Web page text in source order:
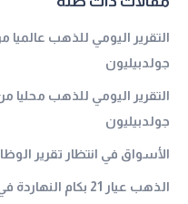
جولدبيليون
جولدبيليون
الأسواق في انتظار تقرير
الذهب عيار 21 بكام